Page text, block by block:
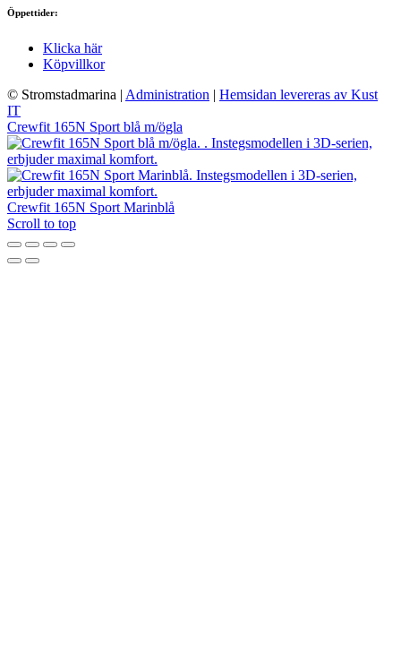
Öppettider:
Klicka här
Köpvillkor
© Stromstadmarina | Administration | Hemsidan levereras av Kust
IT
Crewfit 165N Sport blå m/ögla
Crewfit 165N Sport Marinblå
Scroll to top